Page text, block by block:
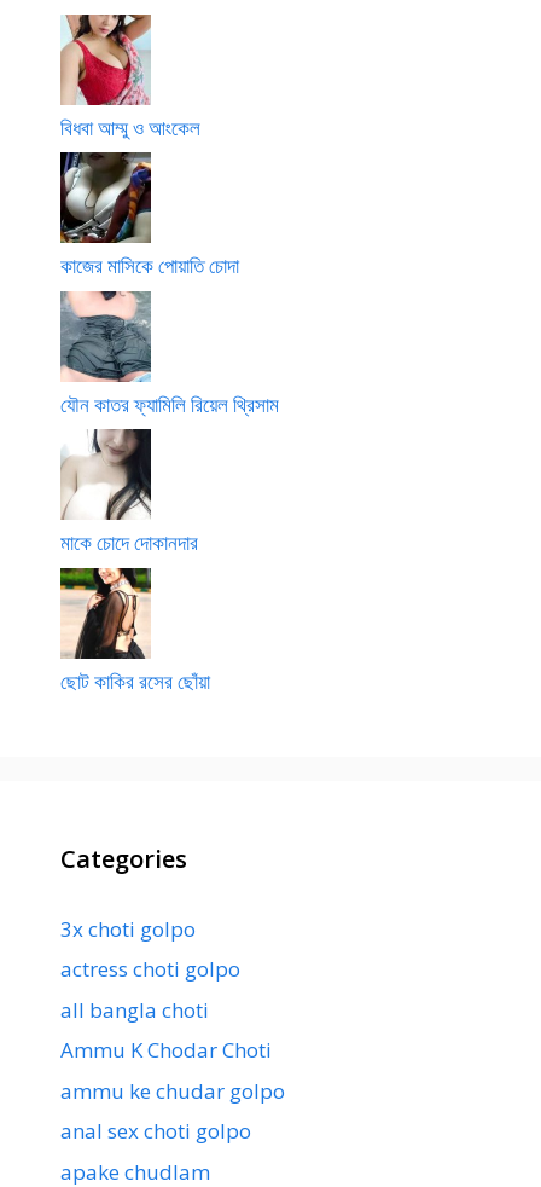
বিধবা আম্মু ও আংকেল
কাজের মাসিকে পোয়াতি চোদা
যৌন কাতর ফ্যামিলি রিয়েল থ্রিসাম
মাকে চোদে দোকানদার
ছোট কাকির রসের ছোঁয়া
Categories
3x choti golpo
actress choti golpo
all bangla choti
Ammu K Chodar Choti
ammu ke chudar golpo
anal sex choti golpo
apake chudlam